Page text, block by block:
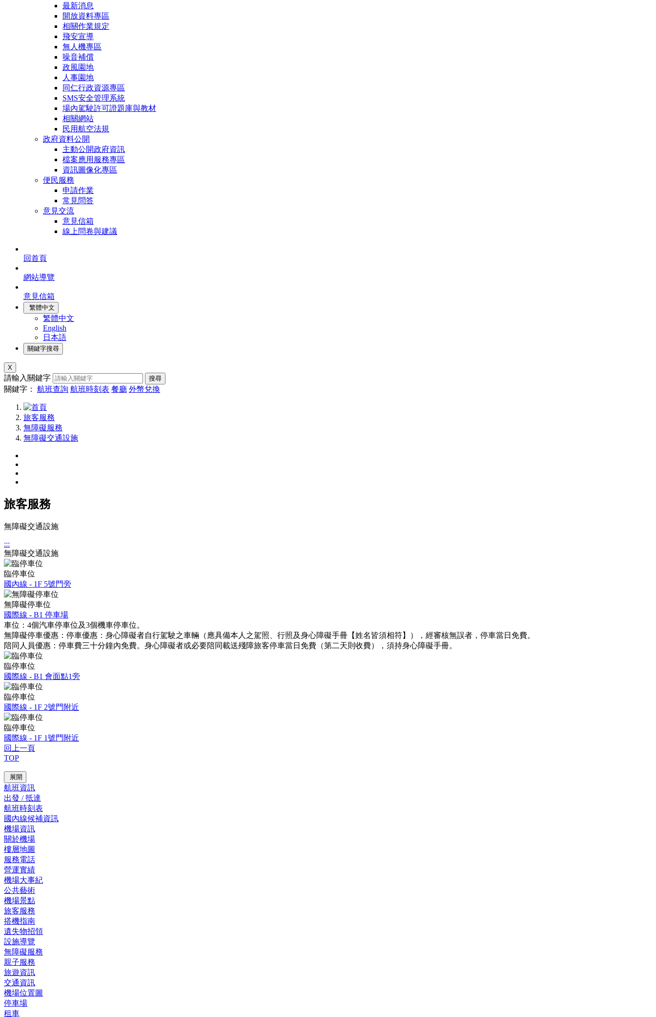
最新消息
開放資料專區
相關作業規定
飛安宣導
無人機專區
噪音補償
政風園地
人事園地
同仁行政資源專區
SMS安全管理系統
場內駕駛許可證題庫與教材
相關網站
民用航空法規
政府資料公開
主動公開政府資訊
檔案應用服務專區
資訊圖像化專區
便民服務
申請作業
常見問答
意見交流
意見信箱
線上問卷與建議
回首頁
網站導覽
意見信箱
繁體中文
繁體中文
English
日本語
關鍵字搜尋
X
請輸入關鍵字 搜尋
關鍵字： 航班查詢 航班時刻表 餐廳 外幣兌換
旅客服務
無障礙服務
無障礙交通設施
旅客服務
無障礙交通設施
:::
無障礙交通設施
臨停車位
國內線 - 1F 5號門旁
無障礙停車位
國際線 - B1 停車場
車位： 4個汽車停車位及3個機車停車位。
無障礙停車優惠： 停車優惠：身心障礙者自行駕駛之車輛（應具備本人之駕照、行照及身心障礙手冊【姓名皆須相符】），經審核無誤者，停車當日免費。
陪同人員優惠： 停車費三十分鐘內免費。身心障礙者或必要陪同載送殘障旅客停車當日免費（第二天則收費），須持身心障礙手冊。
臨停車位
國際線 - B1 會面點1旁
臨停車位
國際線 - 1F 2號門附近
臨停車位
國際線 - 1F 1號門附近
回上一頁
TOP
展開
航班資訊
出發 / 抵達
航班時刻表
國內線候補資訊
機場資訊
關於機場
樓層地圖
服務電話
營運實績
機場大事紀
公共藝術
機場景點
旅客服務
搭機指南
遺失物招領
設施導覽
無障礙服務
親子服務
旅遊資訊
交通資訊
機場位置圖
停車場
租車